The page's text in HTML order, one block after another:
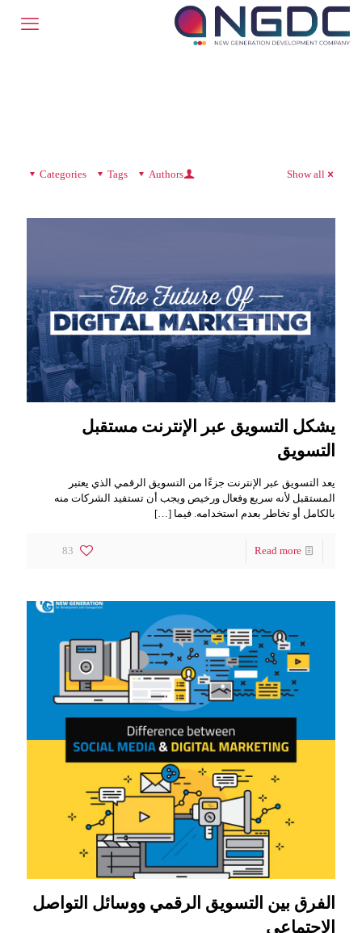
Categories Tags Authors Show all
يشكل التسويق عبر الإنترنت مستقبل
التسويق
يعد التسويق عبر الإنترنت جزءًا من التسويق الرقمي الذي يعتبر
المستقبل لأنه سريع وفعال ورخيص ويجب أن تستفيد الشركات منه
بالكامل أو تخاطر بعدم استخدامه. فيما […]
83 Read more
الفرق بين التسويق الرقمي ووسائل التواصل
الاجتماعي